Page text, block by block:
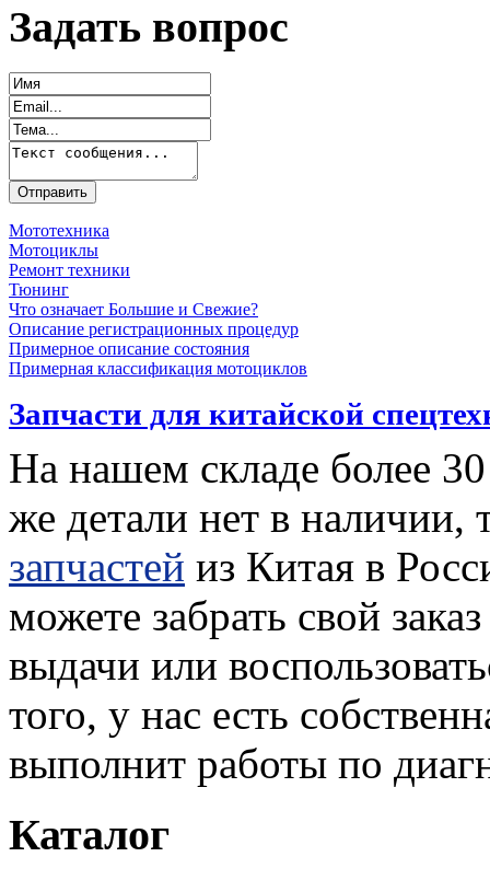
Задать вопрос
Мототехника
Мотоциклы
Ремонт техники
Тюнинг
Что означает Большие и Свежие?
Описание регистрационных процедур
Примерное описание состояния
Примерная классификация мотоциклов
Запчасти для китайской
На нашем складе более
же детали нет в наличии,
запчастей из Китая в
можете забрать свой
выдачи или
того, у нас есть
выполнит работы по
Каталог